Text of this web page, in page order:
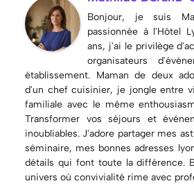
Bonjour, je suis
passionnée à l'Hôtel
ans, j'ai le privilège
organisateurs
établissement. Maman de deux
d'un chef cuisinier, je jongle entre
familiale avec le même
Transformer vos séjours et
inoubliables. J'adore partager mes
séminaire, mes bonnes adresses
détails qui font toute la différence.
univers où convivialité rime avec